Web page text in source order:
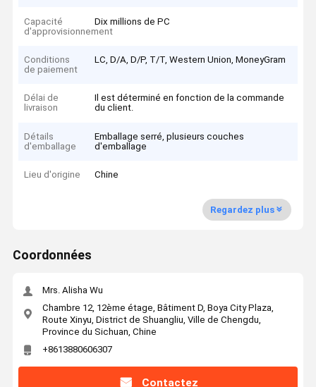
Capacité
d'approvisionnement
Dix millions de PC
Conditions
de paiement
LC, D/A, D/P, T/T, Western Union, MoneyGram
Délai de
livraison
Il est déterminé en fonction de la commande
du client.
Détails
d'emballage
Emballage serré, plusieurs couches
d'emballage
Lieu d'origine Chine
Regardez plus
Coordonnées
Mrs. Alisha Wu
Chambre 12, 12ème étage, Bâtiment D, Boya City Plaza,
Route Xinyu, District de Shuangliu, Ville de Chengdu,
Province du Sichuan, Chine
+8613880606307
Contactez